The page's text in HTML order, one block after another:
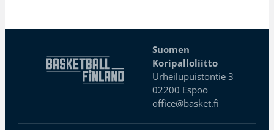
Suomen
Koripalloliitto
Urheilupuistontie 3
02200 Espoo
office@basket.fi